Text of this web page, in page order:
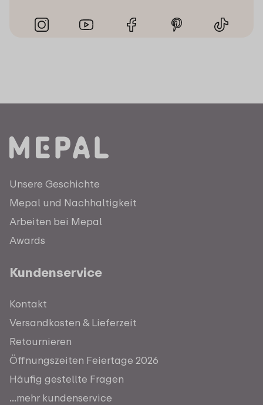
Unsere Geschichte
Mepal und Nachhaltigkeit
Arbeiten bei Mepal
Awards
Kundenservice
Kontakt
Versandkosten & Lieferzeit
Retournieren
Öffnungszeiten Feiertage 2026
Häufig gestellte Fragen
...mehr kundenservice